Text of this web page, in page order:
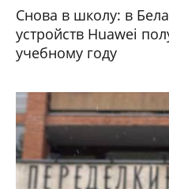
Снова в школу: в
устройств Huawei
учебному году